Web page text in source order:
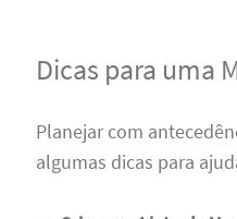
Dicas para uma
Planejar com
algumas dicas para